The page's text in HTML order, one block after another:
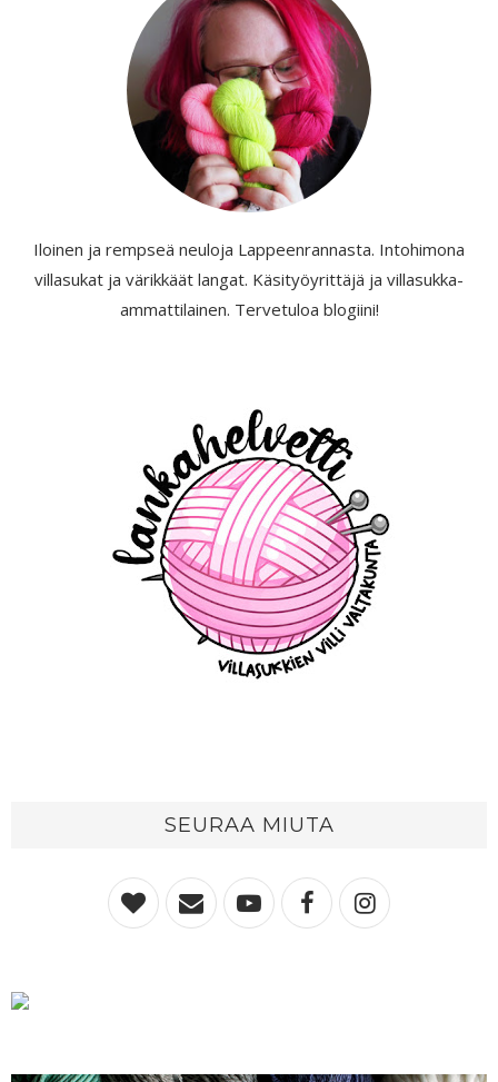
Iloinen ja rempseä neuloja Lappeenrannasta. Intohimona
villasukat ja värikkäät langat. Käsityöyrittäjä ja villasukka-
ammattilainen. Tervetuloa blogiini!
SEURAA MIUTA